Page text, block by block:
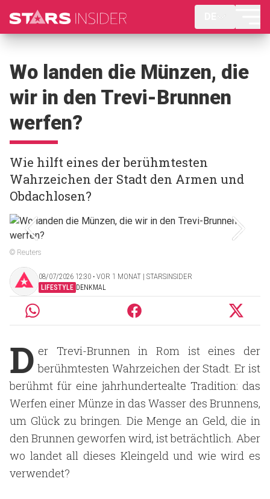
Wo landen die Münzen, die
wir in den Trevi-Brunnen
werfen?
Wie hilft eines der berühmtesten
Wahrzeichen der Stadt den Armen und
Obdachlosen?
© Reuters
08/07/2026 12:30 ‧ VOR 1 MONAT | STARSINSIDER
LIFESTYLE DENKMAL
D er Trevi-Brunnen in Rom ist eines der
berühmtesten Wahrzeichen der Stadt. Er ist
berühmt für eine jahrhundertealte Tradition: das
Werfen einer Münze in das Wasser des Brunnens,
um Glück zu bringen. Die Menge an Geld, die in
den Brunnen geworfen wird, ist beträchtlich. Aber
wo landet all dieses Kleingeld und wie wird es
verwendet?